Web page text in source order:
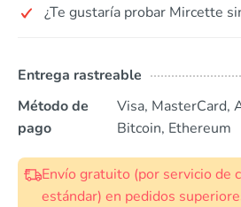
¿Te gustaría probar Mircette
Entrega rastreable
Método de
pago
Visa, MasterCard,
Bitcoin, Ethereum
Envío gratuito (por servicio de
estándar) en pedidos